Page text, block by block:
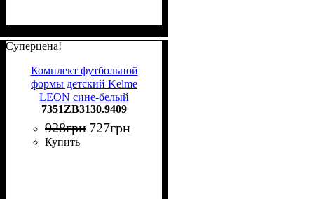
Суперцена!
Комплект футбольной
формы детский Kelme
LEON сине-белый
7351ZB3130.9409
7351ZB3130.9409
928грн 727грн
Купить